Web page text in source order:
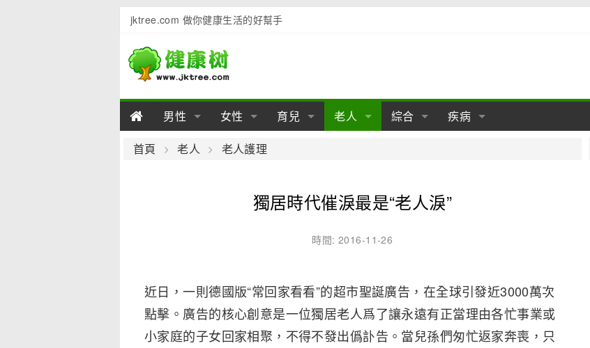
jktree.com 做你健康生活的好幫手
男性
男性陽痿
男性早泄
男性用品 男性疾病
女性
女性乳房
女性飲食
女性生理 女性疾病
育兒
幼兒期
學前期 母嬰用品
老人
老人用品
老人護理
綜合
亞健康
疾病
內科
首頁 老人 老人護理
獨居時代催淚最是“老人淚”
時間: 2016-11-26
近日，一則德國版“常回家看看”的超市聖誕廣告，在全球引發近3000萬次
點擊。廣告的核心創意是一位獨居老人爲了讓永遠有正當理由各忙事業或
小家庭的子女回家相聚，不得不發出僞訃告。當兒孫們匆忙返家奔喪，只